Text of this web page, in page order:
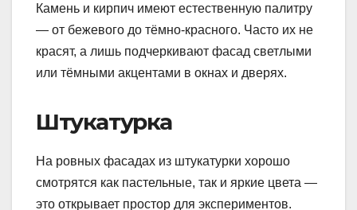
Камень и кирпич имеют естественную палитру
— от бежевого до тёмно-красного. Часто их не
красят, а лишь подчеркивают фасад светлыми
или тёмными акцентами в окнах и дверях.
Штукатурка
На ровных фасадах из штукатурки хорошо
смотрятся как пастельные, так и яркие цвета —
это открывает простор для экспериментов.